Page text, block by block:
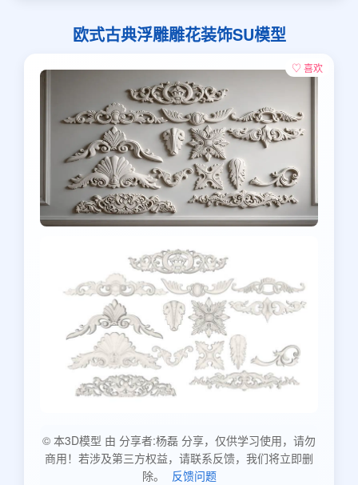
欧式古典浮雕雕花装饰SU模型
♡ 喜欢
© 本3D模型 由 分享者:杨磊 分享，仅供学习使用，请勿
商用！若涉及第三方权益，请联系反馈，我们将立即删
除。
反馈问题